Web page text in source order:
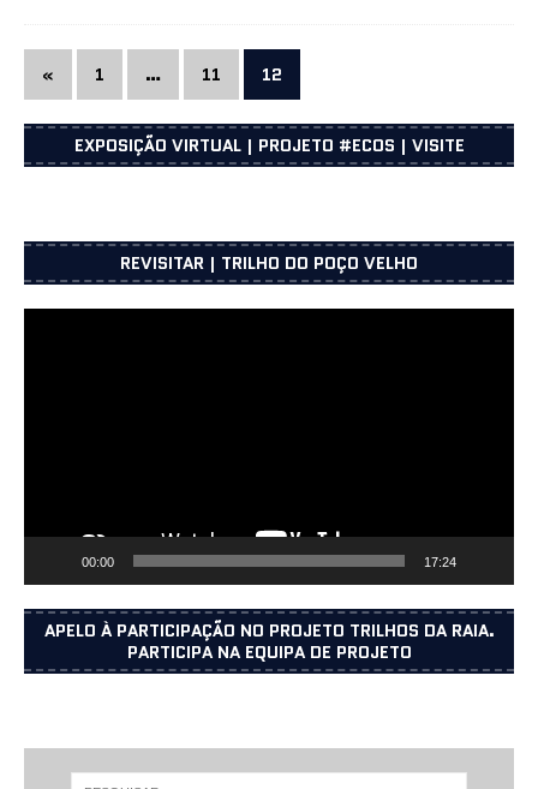
« 1 … 11 12
EXPOSIÇÃO VIRTUAL | PROJETO #ECOS | VISITE
REVISITAR | TRILHO DO POÇO VELHO
00:00 17:24
APELO À PARTICIPAÇÃO NO PROJETO TRILHOS DA RAIA.
PARTICIPA NA EQUIPA DE PROJETO